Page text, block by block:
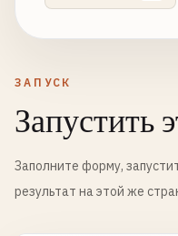
ЗАПУСК
Запустить
Заполните форму,
результат на этой же